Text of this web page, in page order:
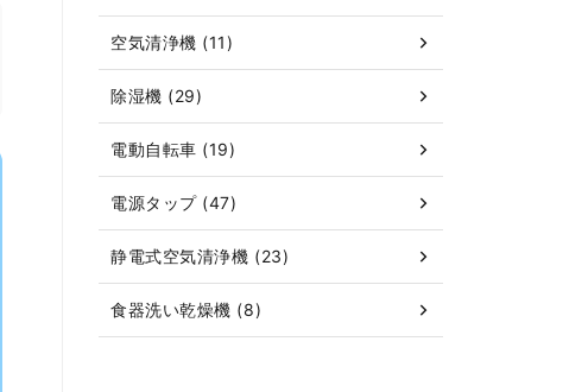
空気清浄機 (11)
除湿機 (29)
電動自転車 (19)
電源タップ (47)
静電式空気清浄機 (23)
食器洗い乾燥機 (8)